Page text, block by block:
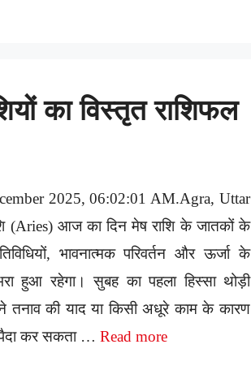
का विस्तृत राशिफल
2025, 06:02:01 AM.Agra, Uttar
(Aries) आज का दिन मेष राशि के जातकों के
भावनात्मक परिवर्तन और ऊर्जा के
हुआ रहेगा। सुबह का पहला हिस्सा थोड़ी
तनाव की याद या किसी अधूरे काम के कारण
कर सकता … Read more